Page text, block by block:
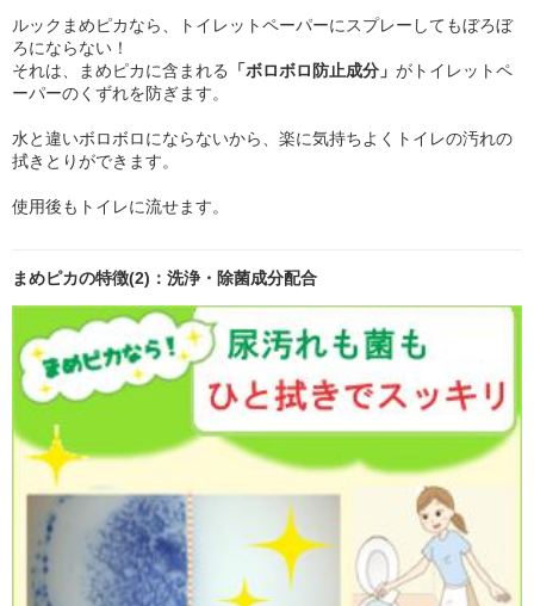
ルックまめピカなら、トイレットペーパーにスプレーしてもぼろぼ
ろにならない！
それは、まめピカに含まれる
「ボロボロ防止成分」 がトイレットペ
ーパーのくずれを防ぎます。
水と違いボロボロにならないから、楽に気持ちよくトイレの汚れの
拭きとりができます。
使用後もトイレに流せます。
まめピカの特徴(2)：洗浄・除菌成分配合